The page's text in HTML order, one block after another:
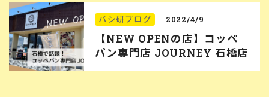
バシ研ブログ 2022/4/9
【NEW OPENの店】コッペ
パン専門店 JOURNEY 石橋店